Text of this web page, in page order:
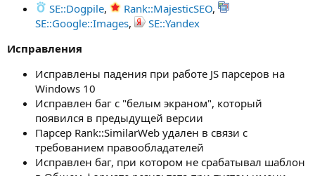
SE::Dogpile, Rank::MajesticSEO,
SE::Google::Images,
SE::Yandex
Исправления
Исправлены падения при работе JS парсеров на
Windows 10
Исправлен баг с "белым экраном", который
появился в предыдущей версии
Парсер Rank::SimilarWeb удален в связи с
требованием правообладателей
Исправлен баг, при котором не срабатывал шаблон